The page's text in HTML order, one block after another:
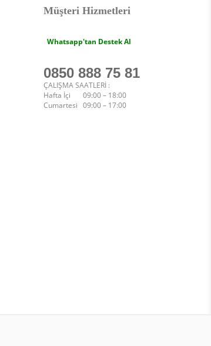
Müşteri Hizmetleri
Whatsapp'tan Destek Al
0850 888 75 81
ÇALIŞMA SAATLERİ :
Hafta İçi 09:00 – 18:00
Cumartesi 09:00 – 17:00